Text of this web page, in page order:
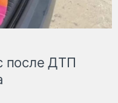
после ДТП